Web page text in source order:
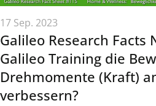
17 Sep. 2023
Galileo Research Facts
Galileo Training die
Drehmomente (Kraft)
verbessern?